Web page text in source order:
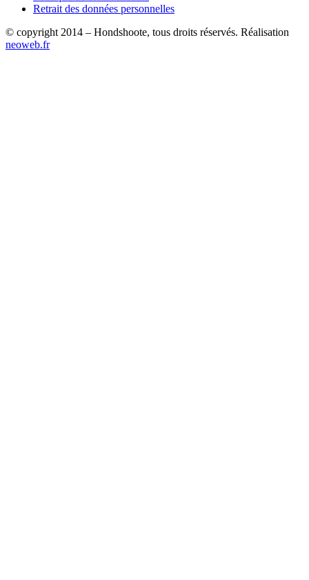
Retrait des données personnelles
© copyright 2014 – Hondshoote, tous droits réservés. Réalisation
neoweb.fr